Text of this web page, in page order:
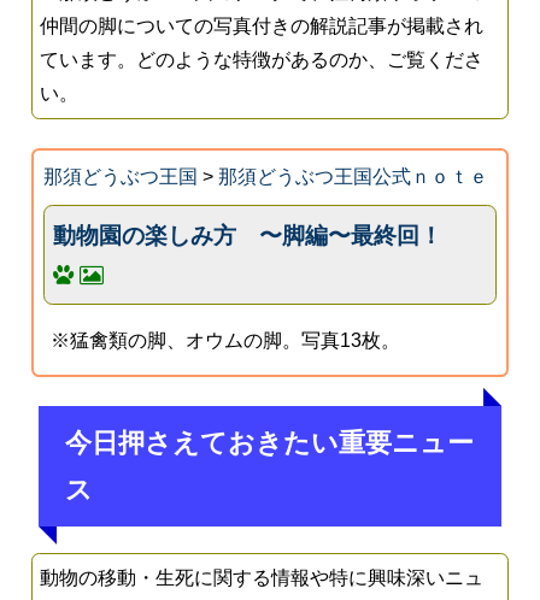
仲間の脚についての写真付きの解説記事が掲載され
ています。どのような特徴があるのか、ご覧くださ
い。
那須どうぶつ王国 > 那須どうぶつ王国公式ｎｏｔｅ
動物園の楽しみ方 〜脚編〜最終回！
※猛禽類の脚、オウムの脚。写真13枚。
今日押さえておきたい重要ニュー
ス
動物の移動・生死に関する情報や特に興味深いニュ